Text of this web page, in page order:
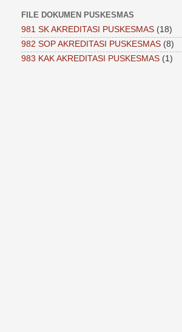
FILE DOKUMEN PUSKESMAS
981 SK AKREDITASI PUSKESMAS (18)
982 SOP AKREDITASI PUSKESMAS (8)
983 KAK AKREDITASI PUSKESMAS (1)